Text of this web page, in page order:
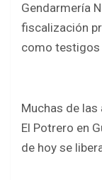
Gendarmería
fiscalización
como testigos
Muchas de
El Potrero en
de hoy se